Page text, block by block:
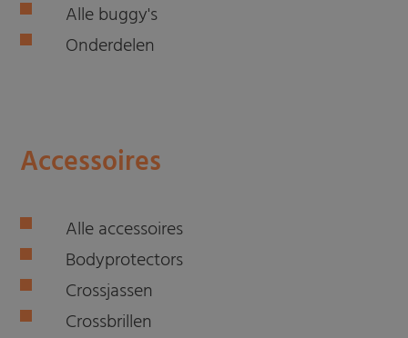
Alle buggy's
Onderdelen
Accessoires
Alle accessoires
Bodyprotectors
Crossjassen
Crossbrillen